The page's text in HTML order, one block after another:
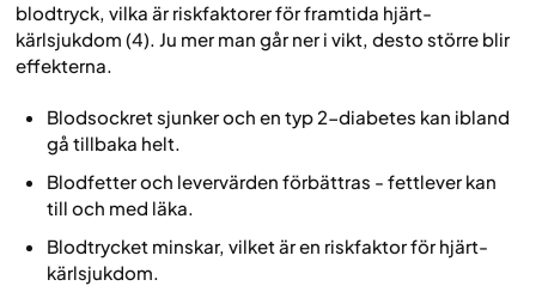
blodtryck, vilka är riskfaktorer för framtida hjärt-
kärlsjukdom (4). Ju mer man går ner i vikt, desto större blir
effekterna.
Blodsockret sjunker och en typ 2-diabetes kan ibland
gå tillbaka helt.
Blodfetter och levervärden förbättras - fettlever kan
till och med läka.
Blodtrycket minskar, vilket är en riskfaktor för hjärt-
kärlsjukdom.